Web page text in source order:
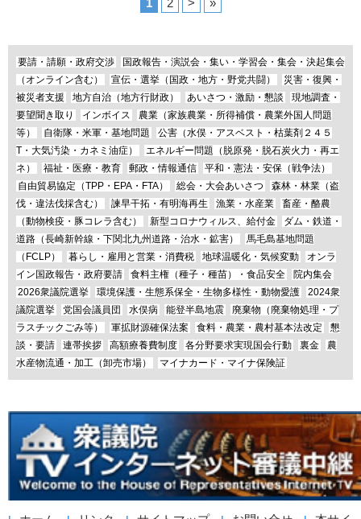
1 2 > »
要請・請願・政府交渉
国政報告・演説会・集い・学習会・集会・決起集会
（オンライン含む）
宣伝・選挙（国政・地方・野党共闘）
災害・復興・
被災者支援
地方自治（地方行財政） あいさつ・激励・懇談
現地調査・
要望聞き取り
インボイス
農業（家族農業・所得補償・農業外国人問題
等）
自衛隊・米軍・基地問題
公害（水俣・アスベスト・枯葉剤２４５
T・大気汚染・カネミ油症）
エネルギー問題（脱原発・脱石炭火力・再エ
ネ）
福祉・医療・教育 郵政・情報通信
平和・憲法・安保（戦争法）
自由貿易協定（TPP・EPA・FTA）
総会・大会あいさつ
森林・林業（盗
伐・違法伐採含む）
諫早干拓・有明海再生 漁業・水産業
畜産・酪農
（動物検疫・豚コレラ含む）
新型コロナウィルス、給付金
ダム・鉄道・
道路（長崎新幹線・下関北九州道路・治水・鉱害）
馬毛島基地問題
（FCLP）
暮らし・雇用と営業・消費税 地球温暖化・気候変動
オンラ
イン国政報告・政府要請
食料主権（種子・種苗）・食品安全
院内集会
2026衆議院選挙
環境保護・生態系保全・生物多様性・動物愛護
2024衆
議院選挙
党国会議員団 水俣病 能登半島地震
廃棄物（廃棄物処理・プ
ラスチックごみ等）
軍拡財源確保法案 食料・農業・農村基本法改定
懇
談・要請
連帯挨拶 高額療養費制度 各分野要求実現国会行動 裏金
農
水産物流通・加工（卸売市場）
マイナカード・マイナ保険証